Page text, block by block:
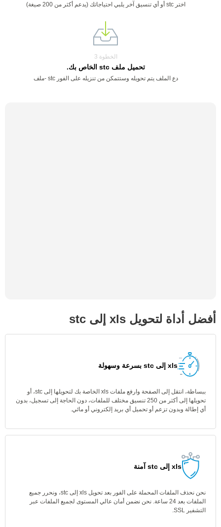
اختر stc أو أي تنسيق آخر يلبي احتياجاتك (يدعم أكثر من 200 صيغة)
الخطوة 3
تحميل ملف stc الخاص بك.
دع الملف يتم تحويله وستتمكن من تنزيله على الفور stc -ملف
أفضل أداة لتحويل xls إلى stc
xls إلى stc بسرعة وسهولة
ببساطة، انتقل إلى الصفحة وارفع ملفات xls الخاصة بك لتحويلها إلى stc، أو
تحويلها إلى أكثر من 250 تنسيق مختلف للملفات، دون الحاجة إلى تسجيل، بدون
أي إطالة وبدون تزعم أو تحميل أي بريد إلكتروني أو مائي.
xls إلى stc آمنة
نحن نحذف الملفات المحملة على الفور بعد تحويل xls إلى stc، ونحرر جميع
الملفات بعد 24 ساعة. نحن نضمن أمان عالي المستوى لجميع الملفات عبر
التشفير SSL.